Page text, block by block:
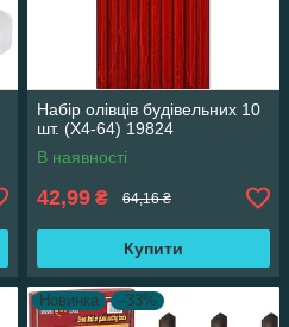
Набір олівців будівельних 10
шт. (X4-64) 19824
В наявності
42,99 ₴ 64,16 ₴
Купити
Новинка –33%